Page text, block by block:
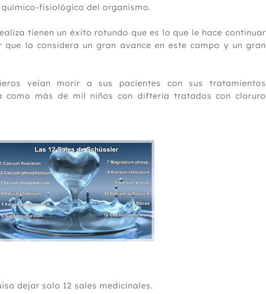
fisiológico del organismo.
tienen un éxito rotundo que es lo que le hace continuar
la considera un gran avance en este campo y un gran
veían morir a sus pacientes con sus tratamientos
como más de mil niños con difteria tratados con cloruro
dejar solo 12 sales medicinales.